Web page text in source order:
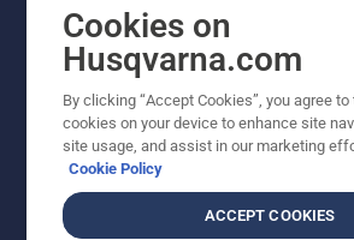
PROFESIONÁLNE
Cookies on
Husqvarna.com
By clicking “Accept Cookies”, you agree
cookies on your device to enhance site
site usage, and assist in our marketing
Cookie Policy
ACCEPT COOKIES